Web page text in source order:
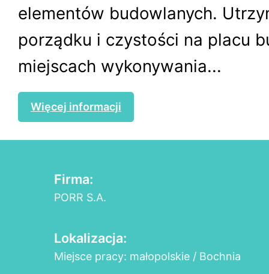
elementów budowlanych.
porządku i czystości na placu
miejscach wykonywania...
Więcej informacji
Firma:
PORR S.A.
Lokalizacja:
Miejsce pracy: małopolskie / Bochnia